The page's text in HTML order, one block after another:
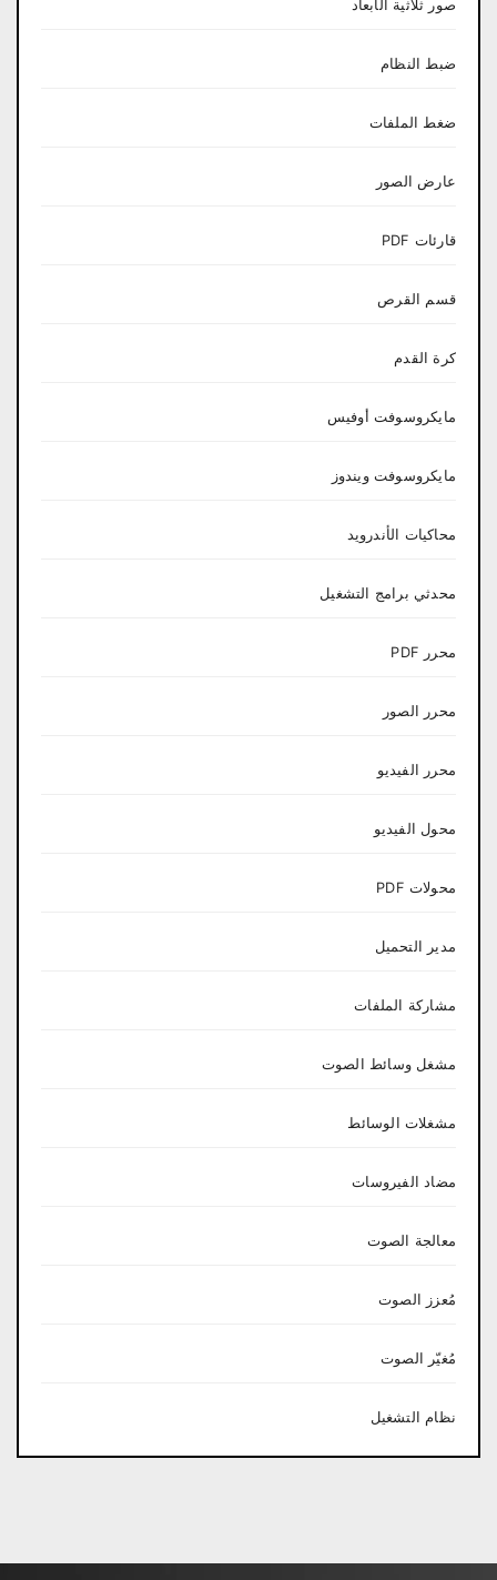
صور ثلاثية الأبعاد
ضبط النظام
ضغط الملفات
عارض الصور
قارئات PDF
قسم القرص
كرة القدم
مايكروسوفت أوفيس
مايكروسوفت ويندوز
محاكيات الأندرويد
محدثي برامج التشغيل
محرر PDF
محرر الصور
محرر الفيديو
محول الفيديو
محولات PDF
مدير التحميل
مشاركة الملفات
مشغل وسائط الصوت
مشغلات الوسائط
مضاد الفيروسات
معالجة الصوت
مُعزز الصوت
مُغيّر الصوت
نظام التشغيل